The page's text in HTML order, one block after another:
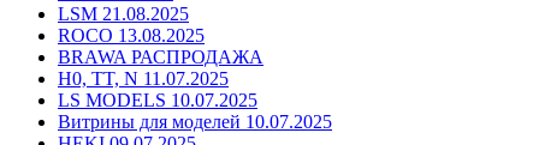
LSM 21.08.2025
ROCO 13.08.2025
BRAWA РАСПРОДАЖА
H0, TT, N 11.07.2025
LS MODELS 10.07.2025
Витрины для моделей 10.07.2025